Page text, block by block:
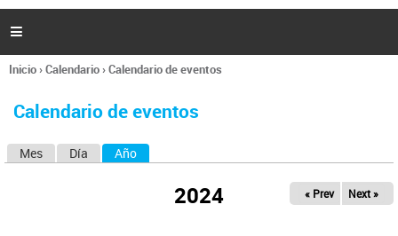
l

Se
usted
Inicio›Calendario›Calendario de eventos
Calendario de eventos
Mes Día Año
2024 « Prev Next »